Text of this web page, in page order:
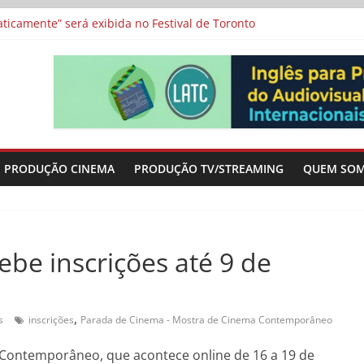
“Os Feiticeiros Inocentes” e filme-tributo de Wajda a
será exibida no Festival de Toronto
e divide prêmio principal entre “Manas” e “O Agente Secreto”
metragens sobre envelhecimento criados a partir de histórias
PRODUÇÃO CINEMA PRODUÇÃO TV/STREAMING QUEM
inscrições até 9 de
inscrições, Parada de Cinema - Mostra de Cinema Contemporâneo
que acontece online de 16 a 19 de